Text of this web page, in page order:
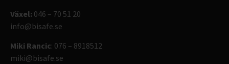
Växel: 046 – 70 51 20
info@bisafe.se
Miki Rancic: 076 – 8918512
miki@bisafe.se